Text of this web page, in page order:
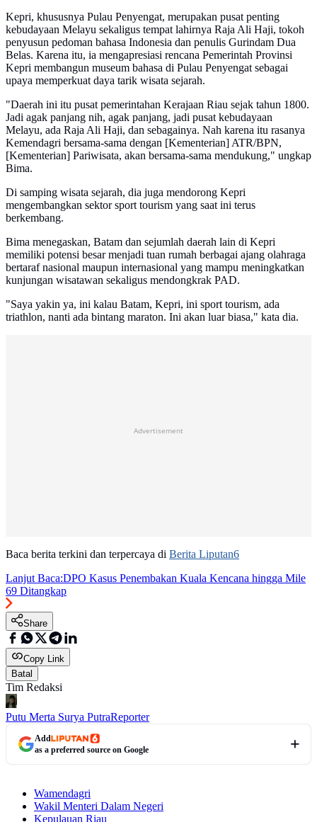
Kepri, khususnya Pulau Penyengat, merupakan pusat penting
kebudayaan Melayu sekaligus tempat lahirnya Raja Ali Haji, tokoh
penyusun pedoman bahasa Indonesia dan penulis Gurindam Dua
Belas. Karena itu, ia mengapresiasi rencana Pemerintah Provinsi
Kepri membangun museum bahasa di Pulau Penyengat sebagai
upaya memperkuat daya tarik wisata sejarah.
"Daerah ini itu pusat pemerintahan Kerajaan Riau sejak tahun 1800.
Jadi agak panjang nih, agak panjang, jadi pusat kebudayaan
Melayu, ada Raja Ali Haji, dan sebagainya. Nah karena itu rasanya
Kemendagri bersama-sama dengan [Kementerian] ATR/BPN,
[Kementerian] Pariwisata, akan bersama-sama mendukung," ungkap
Bima.
Di samping wisata sejarah, dia juga mendorong Kepri
mengembangkan sektor sport tourism yang saat ini terus
berkembang.
Bima menegaskan, Batam dan sejumlah daerah lain di Kepri
memiliki potensi besar menjadi tuan rumah berbagai ajang olahraga
bertaraf nasional maupun internasional yang mampu meningkatkan
kunjungan wisatawan sekaligus mendongkrak PAD.
"Saya yakin ya, ini kalau Batam, Kepri, ini sport tourism, ada
triathlon, nanti ada bintang maraton. Ini akan luar biasa," kata dia.
Advertisement
Baca berita terkini dan terpercaya di Berita Liputan6
Lanjut Baca:DPO Kasus Penembakan Kuala Kencana hingga Mile
69 Ditangkap
Share
Copy Link
Batal
Tim Redaksi
Putu Merta Surya PutraReporter
Add
as a preferred source on Google
Wamendagri
Wakil Menteri Dalam Negeri
Kepulauan Riau